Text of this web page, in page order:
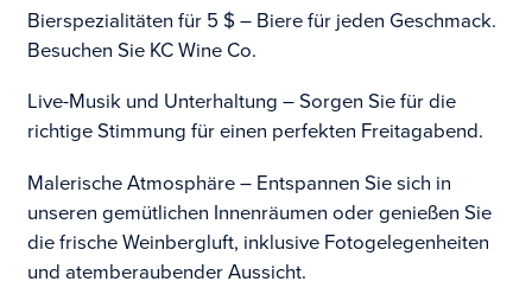
Bierspezialitäten für 5 $ – Biere für jeden Geschmack.
Besuchen Sie KC Wine Co.
Live-Musik und Unterhaltung – Sorgen Sie für die
richtige Stimmung für einen perfekten Freitagabend.
Malerische Atmosphäre – Entspannen Sie sich in
unseren gemütlichen Innenräumen oder genießen Sie
die frische Weinbergluft, inklusive Fotogelegenheiten
und atemberaubender Aussicht.